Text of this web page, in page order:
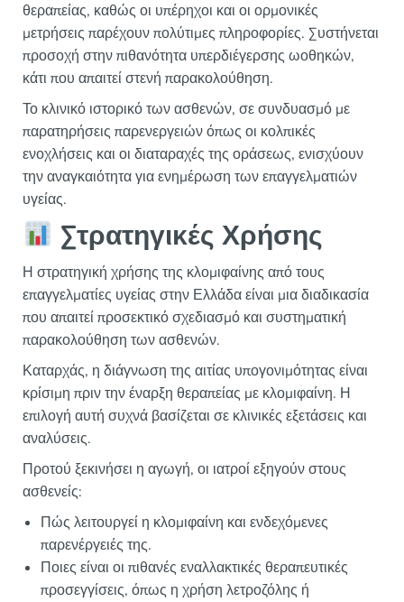
θεραπείας, καθώς οι υπέρηχοι και οι ορμονικές
μετρήσεις παρέχουν πολύτιμες πληροφορίες. Συστήνεται
προσοχή στην πιθανότητα υπερδιέγερσης ωοθηκών,
κάτι που απαιτεί στενή παρακολούθηση.
Το κλινικό ιστορικό των ασθενών, σε συνδυασμό με
παρατηρήσεις παρενεργειών όπως οι κολπικές
ενοχλήσεις και οι διαταραχές της οράσεως, ενισχύουν
την αναγκαιότητα για ενημέρωση των επαγγελματιών
υγείας.
Στρατηγικές Χρήσης
Η στρατηγική χρήσης της κλομιφαίνης από τους
επαγγελματίες υγείας στην Ελλάδα είναι μια διαδικασία
που απαιτεί προσεκτικό σχεδιασμό και συστηματική
παρακολούθηση των ασθενών.
Καταρχάς, η διάγνωση της αιτίας υπογονιμότητας είναι
κρίσιμη πριν την έναρξη θεραπείας με κλομιφαίνη. Η
επιλογή αυτή συχνά βασίζεται σε κλινικές εξετάσεις και
αναλύσεις.
Προτού ξεκινήσει η αγωγή, οι ιατροί εξηγούν στους
ασθενείς:
Πώς λειτουργεί η κλομιφαίνη και ενδεχόμενες
παρενέργειές της.
Ποιες είναι οι πιθανές εναλλακτικές θεραπευτικές
προσεγγίσεις, όπως η χρήση λετροζόλης ή